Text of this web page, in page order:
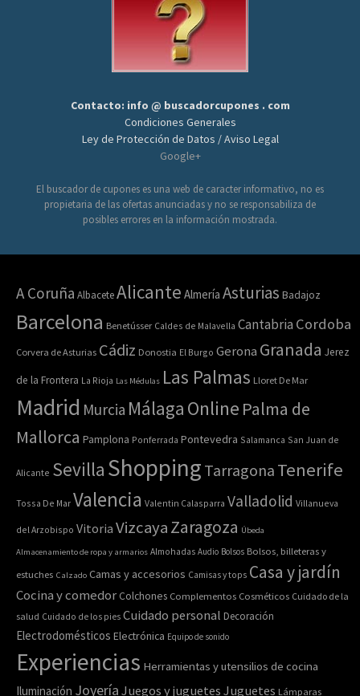
Contacto: info @ buscadorcupones . com
Condiciones Generales
Ley de Protección de Datos / Aviso Legal
Google+
El buscador de cupones es una web de caracter informativo, no es
propietaria de las ofertas anunciadas y no se responsabiliza de
posibles errores en la información mostrada.
A Coruña AlbaceteAlicante Almería Asturias Badajoz
Barcelona Benetússer Caldes de Malavella Cantabria Cordoba
Corvera de Asturias Cádiz Donostia El Burgo Gerona Granada Jerez
de la Frontera La Rioja Las Médulas Las Palmas Lloret De Mar
Madrid Murcia Málaga Online Palma de
Mallorca Pamplona Ponferrada Pontevedra Salamanca San Juan de
Alicante Sevilla Shopping Tarragona Tenerife
Tossa De Mar Valencia Valentin Calasparra Valladolid Villanueva
del Arzobispo Vitoria VizcayaZaragoza Úbeda
Almacenamiento de ropa y armarios Almohadas Audio Bolsos Bolsos, billeteras y
estuches Calzado Camas y accesorios Camisas y tops Casa y jardín
Cocina y comedor Colchones Complementos Cosméticos Cuidado de la
salud Cuidado de los pies Cuidado personal Decoración
Electrodomésticos Electrónica Equipo de sonido
Experiencias Herramientas y utensilios de cocina
Iluminación Joyería Juegos y juguetes Juguetes Lámparas